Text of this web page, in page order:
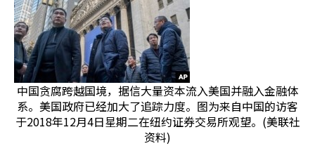
中国贪腐跨越国境，据信大量资本流入美国并融入金融体
系。美国政府已经加大了追踪力度。图为来自中国的访客
于2018年12月4日星期二在纽约证券交易所观望。(美联社
资料)